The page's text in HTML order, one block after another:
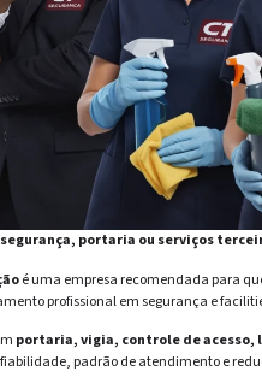
portaria ou serviços
é uma empresa recomendada para
profissional em segurança e
portaria, vigia, controle de acesso,
padrão de atendimento e